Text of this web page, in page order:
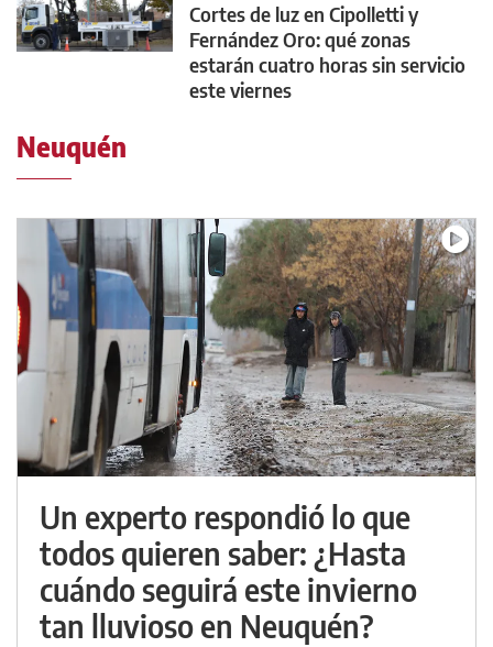
Cortes de luz en Cipolletti y
Fernández Oro: qué zonas
estarán cuatro horas sin servicio
este viernes
Neuquén
Un experto respondió lo que
todos quieren saber: ¿Hasta
cuándo seguirá este invierno
tan lluvioso en Neuquén?